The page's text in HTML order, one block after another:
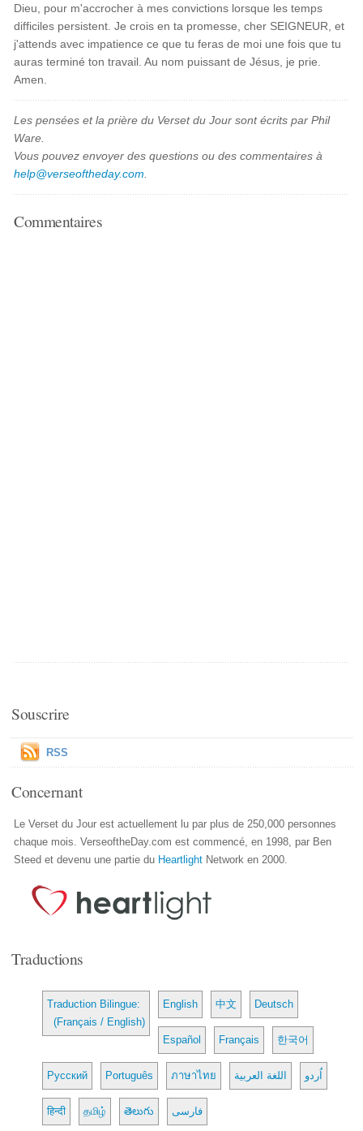
Dieu, pour m'accrocher à mes convictions lorsque les temps
difficiles persistent. Je crois en ta promesse, cher SEIGNEUR, et
j'attends avec impatience ce que tu feras de moi une fois que tu
auras terminé ton travail. Au nom puissant de Jésus, je prie.
Amen.
Les pensées et la prière du Verset du Jour sont écrits par Phil
Ware.
Vous pouvez envoyer des questions ou des commentaires à
help@verseoftheday.com
Commentaires
Souscrire
RSS
Concernant
Le Verset du Jour est actuellement lu par plus de 250,000 personnes
chaque mois. VerseoftheDay.com est commencé, en 1998, par Ben
Steed et devenu une partie du Heartlight Network en 2000.
Traductions
Traduction Bilingue:
(Français / English)
English 中文 Deutsch
Español Français 한국어
Русский Português ภาษาไทย اللغة العربية اُردو
हिन्दी தமிழ் తెలుగు فارسی